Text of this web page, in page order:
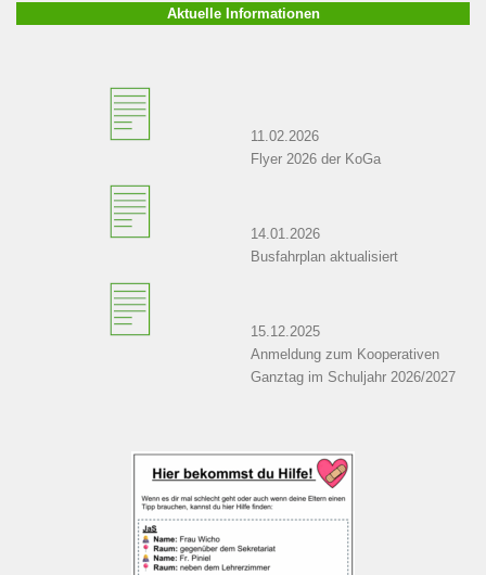
Aktuelle Informationen
11.02.2026
Flyer 2026 der KoGa
14.01.2026
Busfahrplan aktualisiert
15.12.2025
Anmeldung zum Kooperativen
Ganztag im Schuljahr 2026/2027